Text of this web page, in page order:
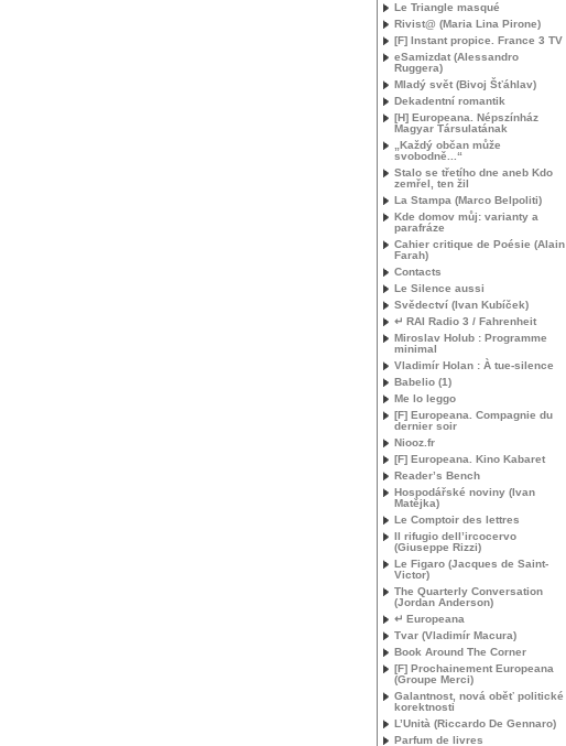
Le Triangle masqué
Rivist@ (Maria Lina Pirone)
[F] Instant propice. France 3 TV
eSamizdat (Alessandro
Ruggera)
Mladý svět (Bivoj Šťáhlav)
Dekadentní romantik
[H] Europeana. Népszínház
Magyar Társulatának
„Každý občan může
svobodně...“
Stalo se třetího dne aneb Kdo
zemřel, ten žil
La Stampa (Marco Belpoliti)
Kde domov můj: varianty a
parafráze
Cahier critique de Poésie (Alain
Farah)
Contacts
Le Silence aussi
Svědectví (Ivan Kubíček)
↵ RAI Radio 3 / Fahrenheit
Miroslav Holub : Programme
minimal
Vladimír Holan : À tue-silence
Babelio (1)
Me lo leggo
[F] Europeana. Compagnie du
dernier soir
Niooz.fr
[F] Europeana. Kino Kabaret
Reader’s Bench
Hospodářské noviny (Ivan
Matějka)
Le Comptoir des lettres
Il rifugio dell’ircocervo
(Giuseppe Rizzi)
Le Figaro (Jacques de Saint-
Victor)
The Quarterly Conversation
(Jordan Anderson)
↵ Europeana
Tvar (Vladimír Macura)
Book Around The Corner
[F] Prochainement Europeana
(Groupe Merci)
Galantnost, nová oběť politické
korektnosti
L’Unità (Riccardo De Gennaro)
Parfum de livres